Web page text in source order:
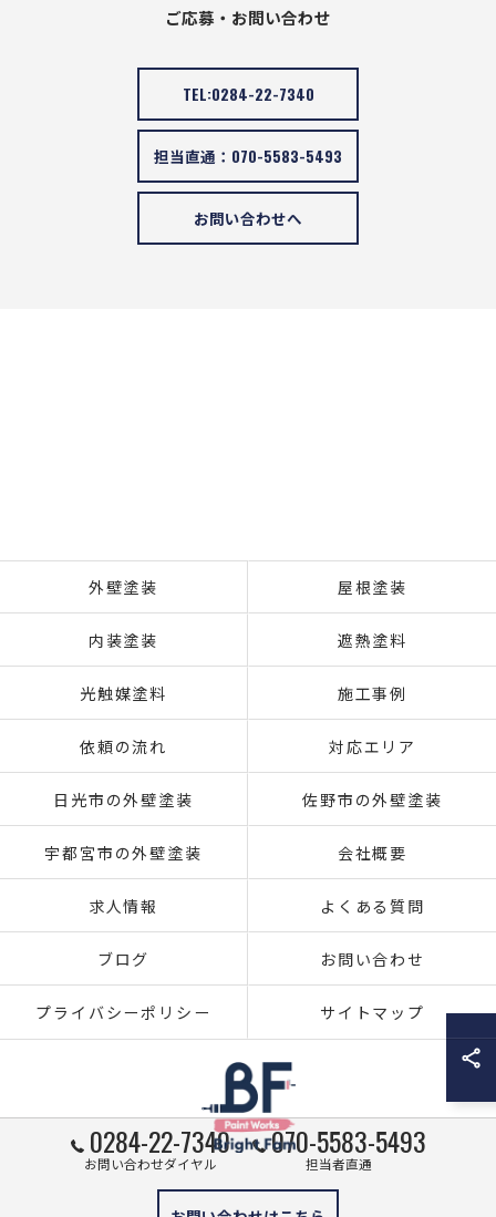
ご応募・お問い合わせ
TEL:0284-22-7340
担当直通：070-5583-5493
お問い合わせへ
0284-22-7340
お問い合わせダイヤル
070-5583-5493
担当者直通
外壁塗装 屋根塗装
内装塗装 遮熱塗料
光触媒塗料 施工事例
依頼の流れ 対応エリア
日光市の外壁塗装 佐野市の外壁塗装
宇都宮市の外壁塗装 会社概要
求人情報 よくある質問
ブログ お問い合わせ
プライバシーポリシー サイトマップ
© 2026 栃木県足利市の外壁塗装ならブライト・ファム株式会社 ALL RIGHTS